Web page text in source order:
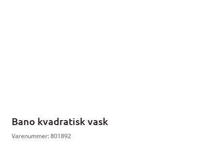
Bano kvadratisk vask
Varenummer: 801892